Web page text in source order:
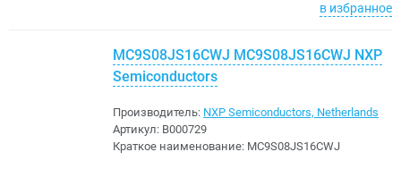
в избранное
MC9S08JS16CWJ MC9S08JS16CWJ NXP
Semiconductors
Производитель: NXP Semiconductors, Netherlands
Артикул: B000729
Краткое наименование: MC9S08JS16CWJ